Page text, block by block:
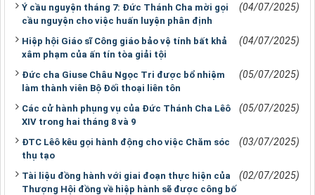
Ý cầu nguyện tháng 7: Đức Thánh Cha mời gọi
cầu nguyện cho việc huấn luyện phân định
(04/07/2025)
Hiệp hội Giáo sĩ Công giáo bảo vệ tính bất khả
xâm phạm của ấn tín tòa giải tội
(04/07/2025)
Đức cha Giuse Châu Ngọc Tri được bổ nhiệm
làm thành viên Bộ Đối thoại liên tôn
(05/07/2025)
Các cử hành phụng vụ của Đức Thánh Cha Lêô
XIV trong hai tháng 8 và 9
(05/07/2025)
ĐTC Lêô kêu gọi hành động cho việc Chăm sóc
thụ tạo
(03/07/2025)
Tài liệu đồng hành với giai đoạn thực hiện của
Thượng Hội đồng về hiệp hành sẽ được công bố
(02/07/2025)